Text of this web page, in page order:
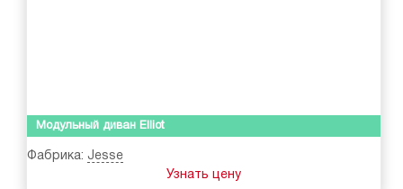
Модульный диван Elliot
Фабрика: Jesse
Узнать цену